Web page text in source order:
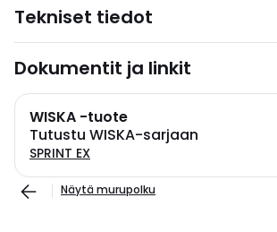
Tekniset tiedot
Dokumentit ja linkit
WISKA -tuote
Tutustu WISKA-sarjaan
SPRINT EX
Näytä murupolku